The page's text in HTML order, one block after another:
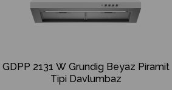
GCHPLK 120 - Grundig 12000 BTU
Inverter A+++ / A++ Wi-Fi Beyaz Split
GDPP 2131 W Grundig Beyaz Piramit
Tipi Davlumbaz